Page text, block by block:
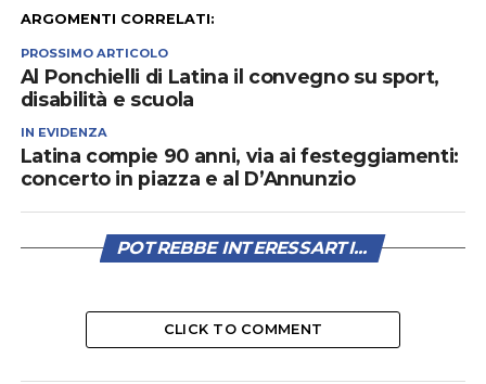
ARGOMENTI CORRELATI:
PROSSIMO ARTICOLO
Al Ponchielli di Latina il convegno su sport,
disabilità e scuola
IN EVIDENZA
Latina compie 90 anni, via ai festeggiamenti:
concerto in piazza e al D’Annunzio
POTREBBE INTERESSARTI...
CLICK TO COMMENT